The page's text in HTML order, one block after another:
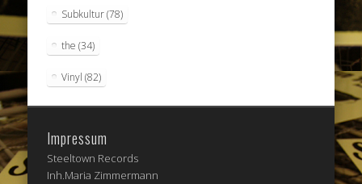
Subkultur(78)
the (34)
Vinyl (82)
Impressum
Steeltown Records
Inh.Maria Zimmermann